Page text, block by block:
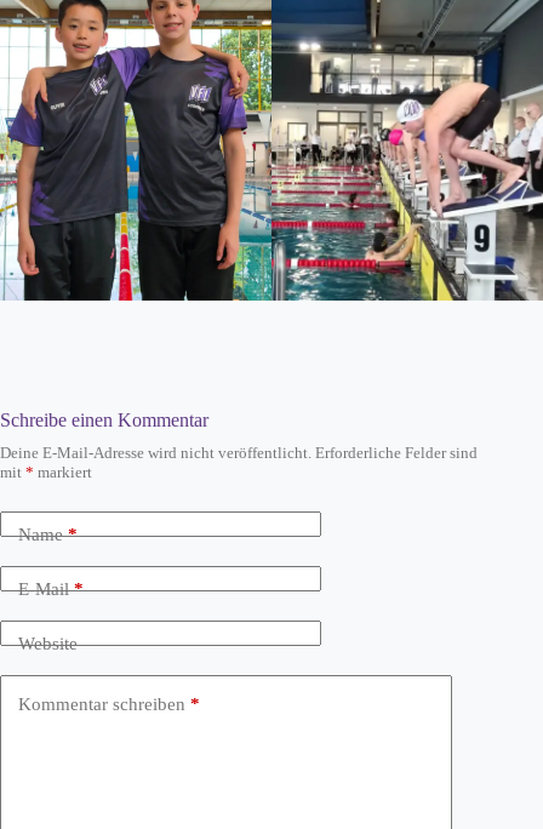
Schreibe einen Kommentar
Deine E-Mail-Adresse wird nicht veröffentlicht. Erforderliche Felder sind
mit * markiert
Name*
E-Mail*
Website
Kommentar schreiben *